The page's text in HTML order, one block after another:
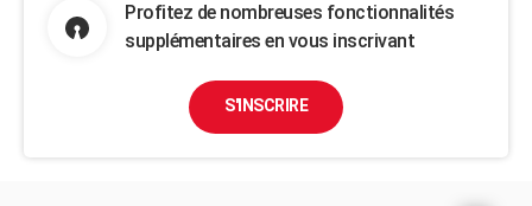
Profitez de nombreuses fonctionnalités
supplémentaires en vous inscrivant
S'INSCRIRE